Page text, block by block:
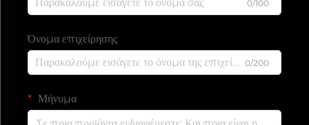
0/100
Όνομα επιχείρησης
0/200
Μήνυμα